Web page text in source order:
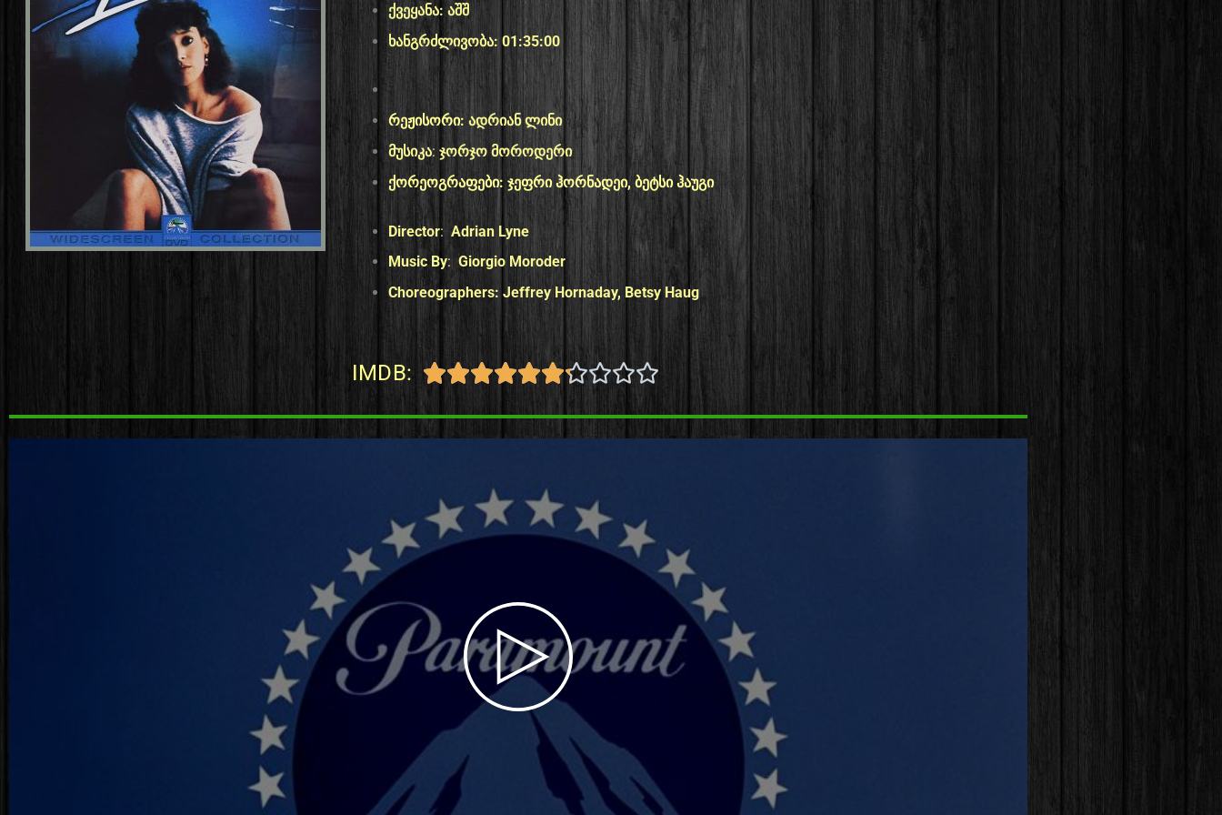
ქვეყანა: აშშ
ხანგრძლივობა: 01:35:00
რეჟისორი:ადრიან ლინი
მუსიკა: ჯორჯო მოროდერი
ქორეოგრაფები: ჯეფრი ჰორნადეი, ბეტსი ჰაუგი
Director: Adrian Lyne
Music By: Giorgio Moroder
Choreographers: Jeffrey Hornaday, Betsy Haug
IMDB: 